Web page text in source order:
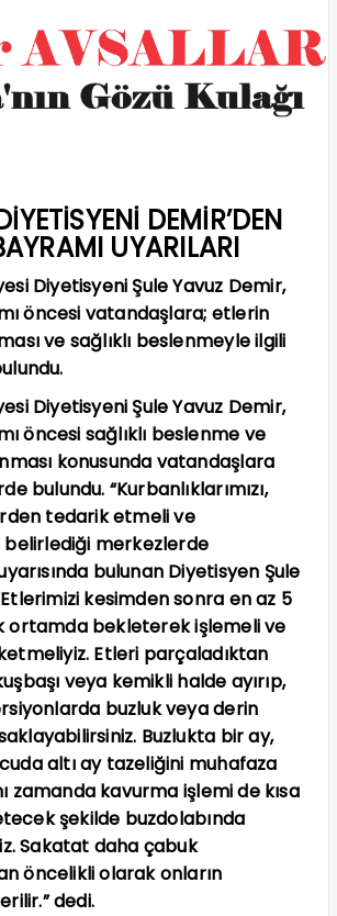
DEMİR’DEN
UYARILARI
Diyetisyeni Şule Yavuz Demir,
öncesi vatandaşlara; etlerin
ve sağlıklı beslenmeyle ilgili
Diyetisyeni Şule Yavuz Demir,
öncesi sağlıklı beslenme ve
konusunda vatandaşlara
bulundu. “Kurbanlıklarımızı,
tedarik etmeli ve
belirlediği merkezlerde
bulunan Diyetisyen Şule
kesimden sonra en az 5
ortamda bekleterek işlemeli ve
Etleri parçaladıktan
veya kemikli halde ayırıp,
buzluk veya derin
Buzlukta bir ay,
altı ay tazeliğini muhafaza
zamanda kavurma işlemi de kısa
şekilde buzdolabında
Sakatat daha çabuk
öncelikli olarak onların
dedi.